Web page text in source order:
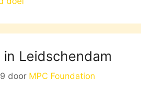
in Leidschendam
door MPC Foundation